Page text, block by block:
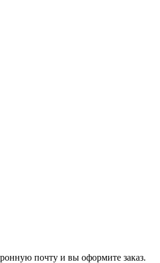
почту и вы оформите заказ.